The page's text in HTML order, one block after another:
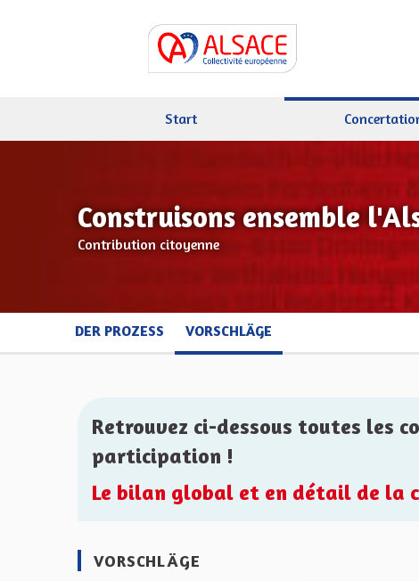
Start
Construisons ensemble
Contribution citoyenne
DER PROZESS VORSCHLÄGE
Retrouvez ci-dessous toutes les
participation !
Le bilan global et en détail de la
VORSCHLÄGE